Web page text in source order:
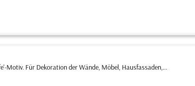
Motiv. Für Dekoration der Wände, Möbel, Hausfassaden,...